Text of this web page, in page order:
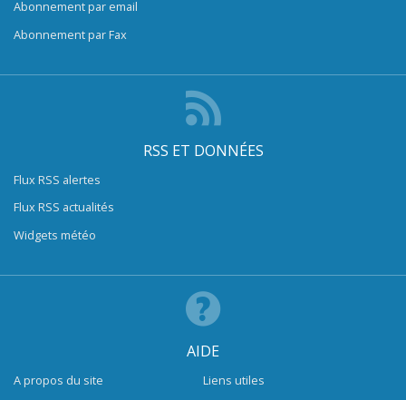
Abonnement par email
Abonnement par Fax
RSS ET DONNÉES
Flux RSS alertes
Flux RSS actualités
Widgets météo
AIDE
A propos du site
Liens utiles